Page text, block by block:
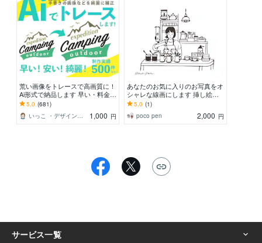
荒い画像をトレースで高画質に！
Ai形式で納品します 早い・料金が
安い！丁寧にパス（ベクター）デ
ータに清書します。
5.0 (681)
いっこ ・デザインのお助け屋さん・
1,000 円
あなたのお気に入りのお写真をオ
シャレな線画にします 挿し絵や
アイコンなどなど…使い方はいろ
5.0 (1)
poco pen
2,000 円